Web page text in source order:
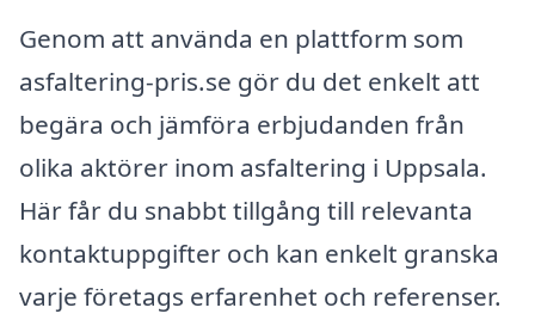
Genom att använda en plattform som
asfaltering-pris.se gör du det enkelt att
begära och jämföra erbjudanden från
olika aktörer inom asfaltering i Uppsala.
Här får du snabbt tillgång till relevanta
kontaktuppgifter och kan enkelt granska
varje företags erfarenhet och referenser.